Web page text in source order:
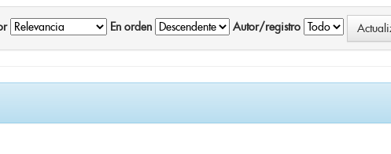
En orden Autor/registro